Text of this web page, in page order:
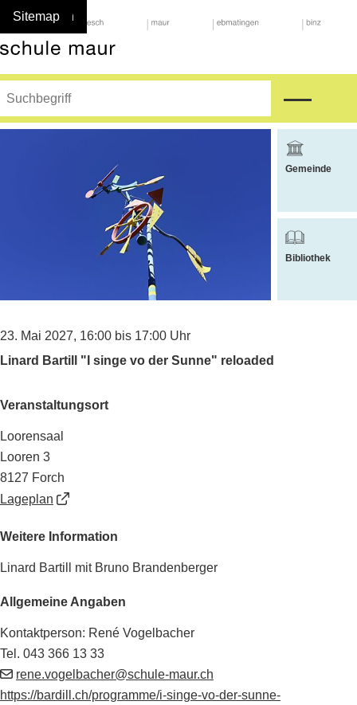
Home
Navigation
Inhalt
Suche
Sitemap
Suche starten
Gemeinde
Bibliothek
Linard Bartill "I singe vo der Sunne" reloaded
23. Mai 2027, 16:00 bis 17:00 Uhr
Veranstaltungsort
Loorensaal
Looren 3
8127 Forch
Lageplan
Weitere Information
Linard Bartill mit Bruno Brandenberger
Allgemeine Angaben
Kontaktperson: René Vogelbacher
Tel. 043 366 13 33
rene.vogelbacher@schule-maur.ch
https://bardill.ch/programme/i-singe-vo-der-sunne-